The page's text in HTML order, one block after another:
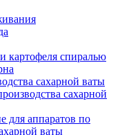
картофеля спиралью
сахарной ваты
сахарной
для аппаратов по
ваты